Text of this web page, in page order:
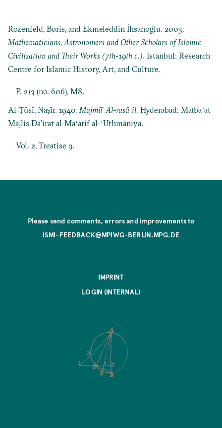
Rozenfeld, Boris, and Ekmeleddin İhsanoğlu. 2003.
Mathematicians, Astronomers and Other Scholars of Islamic
Civilisation and Their Works (7th-19th c.). Istanbul: Research
Centre for Islamic History, Art, and Culture.
P. 213 (no. 606), M8.
Al‐Ṭūsī, Naṣīr. 1940.Majmū’ Al-rasāʾil. Hyderabad: Maṭbaʿat
Majlis Dāʼirat al-Maʻārif al-ʻUthmānīya.
Vol. 2, Treatise 9.
Please send comments, errors and improvements to
ISMI-FEEDBACK@MPIWG-BERLIN.MPG.DE
IMPRINT
LOGIN (INTERNAL)